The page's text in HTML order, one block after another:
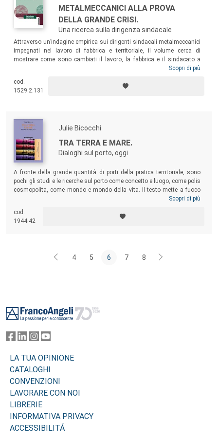
METALMECCANICI ALLA PROVA
DELLA GRANDE CRISI.
Una ricerca sulla dirigenza sindacale
Attraverso un’indagine empirica sui dirigenti sindacali metalmeccanici
impegnati nel lavoro di fabbrica e territoriale, il volume cerca di
mostrare come sono cambiati il lavoro, la fabbrica e il sindacato a
siderurgico
rapporto tra Terni e la sua acciaieria, di cui fornisce elementi
utilizzabili
Scopri di più
cod.
1529.2.131
Julie Bicocchi
TRA TERRA E MARE.
Dialoghi sul porto, oggi
A fronte della grande quantità di porti della pratica territoriale, sono
pochi gli studi e le ricerche sul porto come concetto e luogo, come polis
cosmopolita, come mondo e mondo della vita. Il testo mette a fuoco
una prospettiva sul porto che parte da un’idea culturalmente forte del
colloca nella modernità delle forme di trasporto e infine la verifica nelle
circostanze empiriche di situazioni tipiche come quelle di Livorno e
Scopri di più
cod.
1944.42
4 5 6 7 8
LA TUA OPINIONE
CATALOGHI
CONVENZIONI
LAVORARE CON NOI
LIBRERIE
INFORMATIVA PRIVACY
ACCESSIBILITÁ